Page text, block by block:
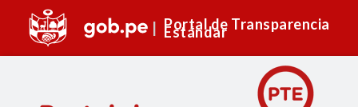
Portal de Transparencia
Estándar